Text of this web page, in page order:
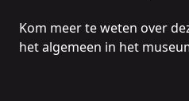
Kom meer te weten over
het algemeen in het